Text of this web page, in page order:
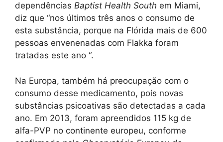
dependências Baptist Health South em Miami,
diz que “nos últimos três anos o consumo de
esta substância, porque na Flórida mais de 600
pessoas envenenadas com Flakka foram
tratadas este ano “.
Na Europa, também há preocupação com o
consumo desse medicamento, pois novas
substâncias psicoativas são detectadas a cada
ano. Em 2013, foram apreendidos 115 kg de
alfa-PVP no continente europeu, conforme